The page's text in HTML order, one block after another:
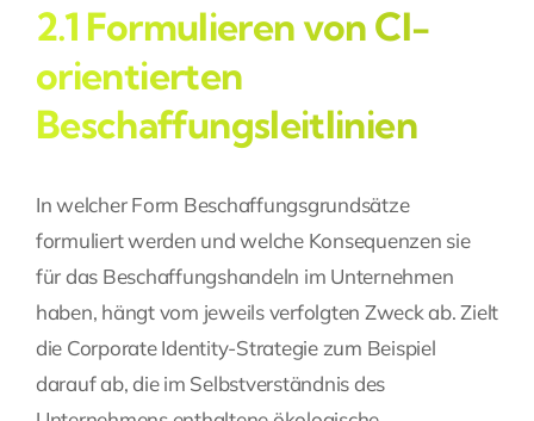
2.1 Formulieren von CI-
orientierten
Beschaffungsleitlinien
In welcher Form Beschaffungsgrundsätze
formuliert werden und welche Konsequenzen sie
für das Beschaffungshandeln im Unternehmen
haben, hängt vom jeweils verfolgten Zweck ab. Zielt
die Corporate Identity-Strategie zum Beispiel
darauf ab, die im Selbstverständnis des